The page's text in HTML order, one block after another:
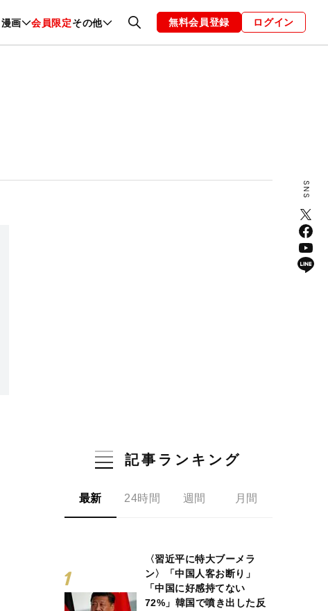
漫画 会員限定その他
ファッション 恋愛・結婚 編集部 お知らせ
無料会員登録 ログイン
記事ランキング
最新 24時間 週間 月間
〈習近平に特大ブーメラ
ン〉「中国人客お断り」
「中国に好感持てない
72%」韓国で噴き出した反